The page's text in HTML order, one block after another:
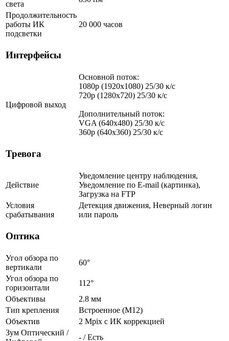
света
Продолжительность
работы ИК
подсветки
20 000 часов
Интерфейсы
Цифровой выход
Основной поток:
1080p (1920x1080) 25/30 к/с
720p (1280х720) 25/30 к/с
Дополнительный поток:
VGA (640x480) 25/30 к/с
360p (640x360) 25/30 к/с
Тревога
Действие
Уведомление центру наблюдения,
Уведомление по E-mail (картинка),
Загрузка на FTP
Условия
срабатывания
Детекция движения, Неверный логин
или пароль
Оптика
Угол обзора по
вертикали
60°
Угол обзора по
горизонтали
112°
Объективы
2.8 мм
Тип крепления
Встроенное (М12)
Объектив
2 Mpix c ИК коррекцией
Зум Оптический /
- / Есть